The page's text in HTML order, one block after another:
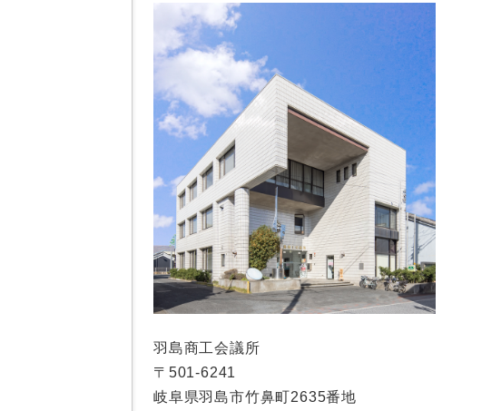
羽島商工会議所
〒501-6241
岐阜県羽島市竹鼻町2635番地